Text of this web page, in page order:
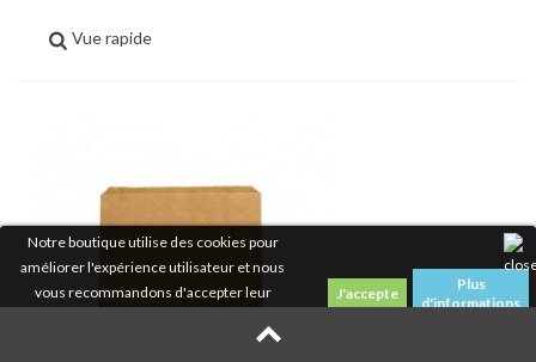
Notre boutique utilise des cookies pour
améliorer l'expérience utilisateur et nous
vous recommandons d'accepter leur
Plus
d'informations
Vue rapide